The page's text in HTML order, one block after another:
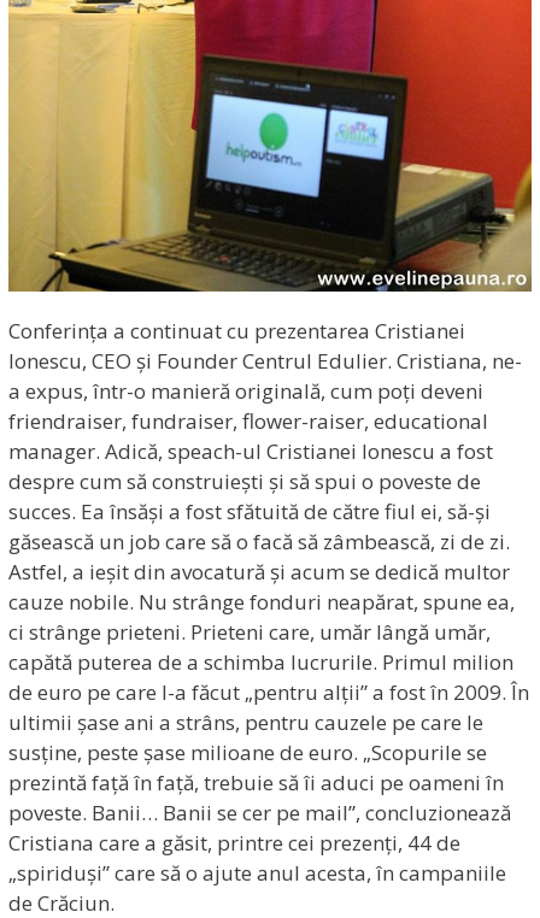
Conferința a continuat cu prezentarea Cristianei
Ionescu, CEO și Founder Centrul Edulier. Cristiana, ne-
a expus, într-o manieră originală, cum poți deveni
friendraiser, fundraiser, flower-raiser, educational
manager. Adică, speach-ul Cristianei Ionescu a fost
despre cum să construiești și să spui o poveste de
succes. Ea însăși a fost sfătuită de către fiul ei, să-și
găsească un job care să o facă să zâmbească, zi de zi.
Astfel, a ieșit din avocatură și acum se dedică multor
cauze nobile. Nu strânge fonduri neapărat, spune ea,
ci strânge prieteni. Prieteni care, umăr lângă umăr,
capătă puterea de a schimba lucrurile. Primul milion
de euro pe care l-a făcut „pentru alții” a fost în 2009. În
ultimii șase ani a strâns, pentru cauzele pe care le
susține, peste șase milioane de euro. „Scopurile se
prezintă față în față, trebuie să îi aduci pe oameni în
poveste. Banii… Banii se cer pe mail”, concluzionează
Cristiana care a găsit, printre cei prezenți, 44 de
„spiriduși” care să o ajute anul acesta, în campaniile
de Crăciun.